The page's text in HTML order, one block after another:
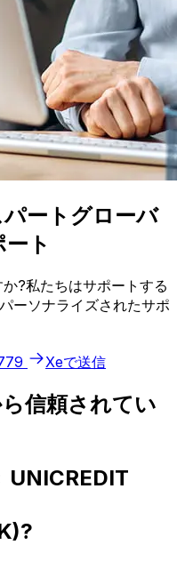
ートグローバ
ト
?私たちはサポートする
ーソナライズされたサポ
Xeで送信
信頼されてい
UNICREDIT